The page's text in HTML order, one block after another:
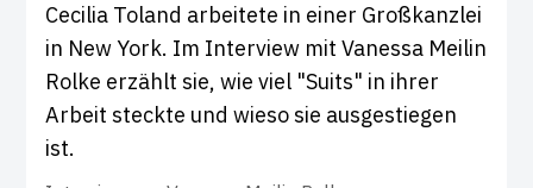
Cecilia Toland arbeitete in einer Großkanzlei
in New York. Im Interview mit Vanessa Meilin
Rolke erzählt sie, wie viel "Suits" in ihrer
Arbeit steckte und wieso sie ausgestiegen
ist.